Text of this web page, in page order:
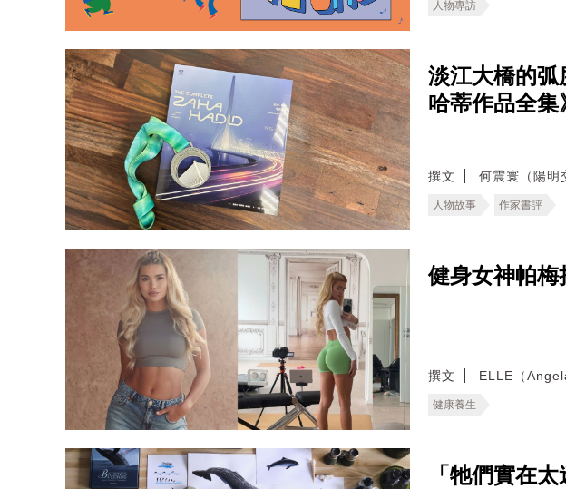
人物專訪
淡江大橋的弧
哈蒂作品全
撰文 何震寰（陽明
人物故事 作家書評
健身女神帕梅
撰文 ELLE（
健康養生
「牠們實在